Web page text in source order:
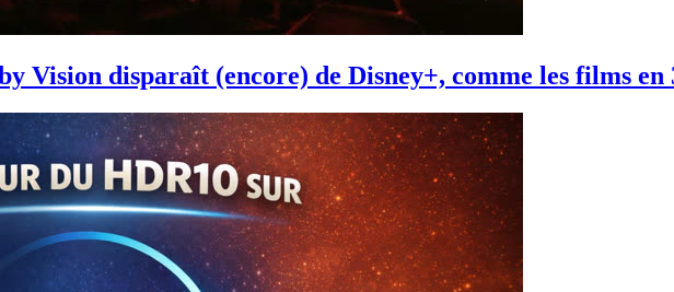
Vision disparaît (encore) de Disney+, comme les films en